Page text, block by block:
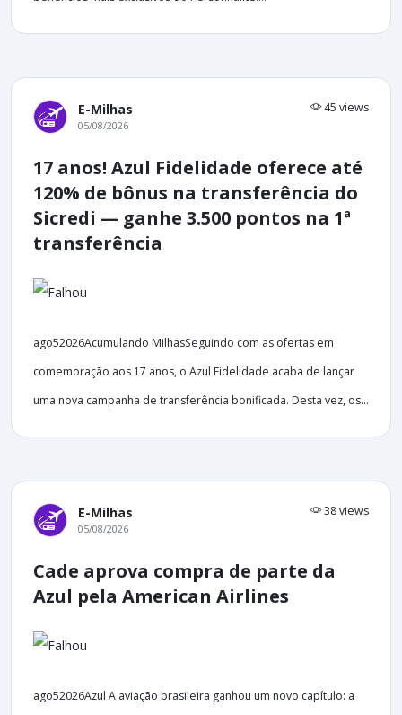
E-Milhas 45 views
05/08/2026
17 anos! Azul Fidelidade oferece até
120% de bônus na transferência do
Sicredi — ganhe 3.500 pontos na 1ª
transferência
ago52026Acumulando MilhasSeguindo com as ofertas em
comemoração aos 17 anos, o Azul Fidelidade acaba de lançar
uma nova campanha de transferência bonificada. Desta vez, os...
E-Milhas 38 views
05/08/2026
Cade aprova compra de parte da
Azul pela American Airlines
ago52026Azul A aviação brasileira ganhou um novo capítulo: a